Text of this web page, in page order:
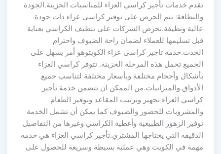
تقدم خدمات تأجير كراسي العزاء للمناسبات الحزينة.الجودة
والنظافة: يتم الحرص على توفير كراسي عزاء ذات جودة
عالية ونظيفة.تحرص الشركات على تنظيف الكراسي بعناية
قبل تسليمها للعملاء لضمان راحة الضيوف واحترام
الحدث.خدمة تاجير كراسى عزاء الكويتوهو أمر يسهل على
الجميع تحمل هذه المرحلة الحزينة. تتوفر كراسي العزاء
بأشكال وأحجام مختلفة وبأسعار مختلفة لتناسب جميع
الأذواق والميزانيات.من الممكن ان تتضمن خدمة تأجير
كراسي العزاء تجهيز وترتيب المقاعد وتوفير الطعام
والمشروبات للحضور والضيوف كما يمكن أن تشمل الخدمة
توفير الزهور الطبيعية وأغطية الكراسي وغيرها من التفاصيل
الدقيقة التي يحتاجها المشتري.تأجير كراسي العزاء هي خدمة
مهمة في الكويت وهي عملية بسيطة وسريعة للحصول على